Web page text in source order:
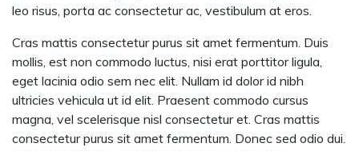
leo risus, porta ac consectetur ac, vestibulum at eros.
Cras mattis consectetur purus sit amet fermentum. Duis
mollis, est non commodo luctus, nisi erat porttitor ligula,
eget lacinia odio sem nec elit. Nullam id dolor id nibh
ultricies vehicula ut id elit. Praesent commodo cursus
magna, vel scelerisque nisl consectetur et. Cras mattis
consectetur purus sit amet fermentum. Donec sed odio dui.